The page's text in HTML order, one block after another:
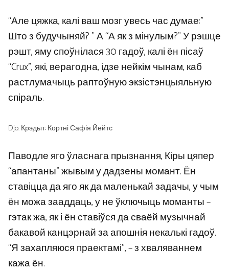
“Але цяжка, калі ваш мозг увесь час думае:”
Што з будучыняй? ” А “А як з мінулым?” У рэшце
рэшт, яму споўнілася 30 гадоў, калі ён пісаў
“Crux”, які, верагодна, ідзе нейкім чынам, каб
растлумачыць раптоўную экзістэнцыяльную
спіраль.
Djo. Крэдыт: Кортні Сафія Йейтс
Паводле яго ўласнага прызнання, Кіры цяпер
“апантаны” жывым у дадзены момант. Ён
ставіцца да яго як да маленькай задачы, у чым
ён можа зааддаць, у не ўключыць моманты –
гэтак жа, як і ён ставіўся да сваёй музычнай
бакавой канцэрнай за апошнія некалькі гадоў.
“Я захапляюся праектамі”, – з хваляваннем
кажа ён.